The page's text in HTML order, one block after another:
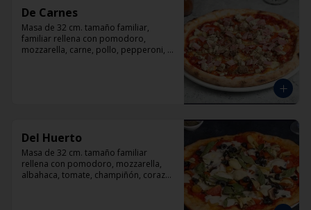
De Carnes
Masa de 32 cm. tamaño familiar,
familiar rellena con pomodoro,
mozzarella, carne, pollo, pepperoni,
Del Huerto
Masa de 32 cm. tamaño familiar
rellena con pomodoro, mozzarella,
albahaca, tomate, champiñón, corazón